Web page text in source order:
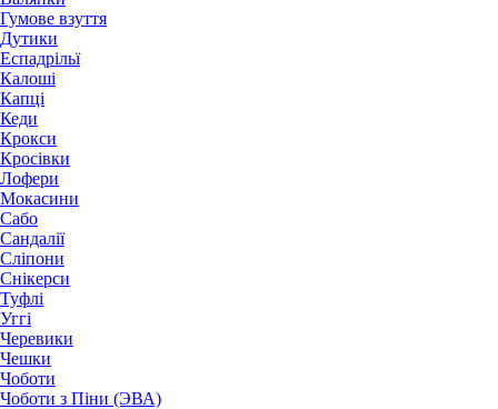
Гумове взуття
Дутики
Еспадрільї
Калоші
Капці
Кеди
Крокси
Кросівки
Лофери
Мокасини
Сабо
Сандалії
Сліпони
Снікерси
Туфлі
Уггі
Черевики
Чешки
Чоботи
Чоботи з Піни (ЭВА)